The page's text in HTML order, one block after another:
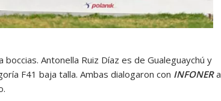
Antonella Ruiz Díaz es de Gualeguaychú y
F41 baja talla. Ambas dialogaron con INFONERa